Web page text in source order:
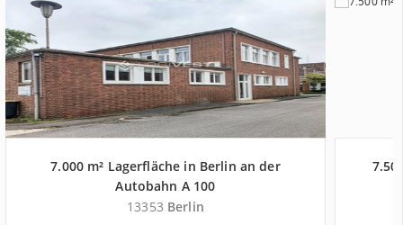
7.000 m² Lagerfläche in Berlin an der
Autobahn A 100
13353 Berlin